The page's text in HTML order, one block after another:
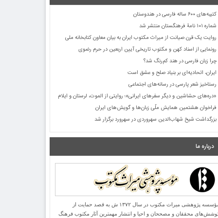
کتیبه‌های ۶۰۰ ساله فارسی در هندوستان
شماره ۱۰۱ نامۀ فرهنگستان منتشر شد
روایت یک قرن صیانت از میراث مکتوب ایران به بیان معاون کتابخانه ملی
رونمایی از اسناد کهن و مکتوب تاریخی آیین اربعین در حرم رضوی
چرا زبان فارسی در هند کم‌رنگ شد؟
ایران، اتحادیه‌ای بر بنیاد صلح و عشق است
رستاخیز شعر پارسی در رسانه‌های اجتماعی
«دره‌های حشاشین و دیگر سفرهای ایرانی»؛ روایتی از الموت، لرستان و ایلام
فراخوان هشتمین همایش ملّی زبان‌ها و گویش‌های ایران
بزرگداشت شیخ شهاب‌الدین سهروردی در سهرورد برگزار شد
درباره ما
مؤسسه پژوهشی میراث مكتوب در سال ۱۳۷۲ ش به قصد حمایت از
محققان و مصححان و احیا و انتشار مهمترین آثار مكتوب فرهنگ